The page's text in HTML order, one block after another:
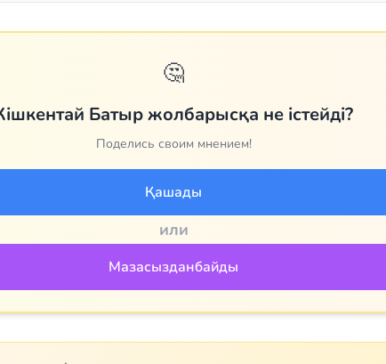
🤔
Батыр жолбарысқа не істейді?
Поделись своим мнением!
Қашады
или
Мазасызданбайды